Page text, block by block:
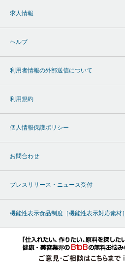
求人情報
ヘルプ
利用者情報の外部送信について
利用規約
個人情報保護ポリシー
お問合わせ
プレスリリース・ニュース受付
機能性表示食品制度［機能性表示対応素材］